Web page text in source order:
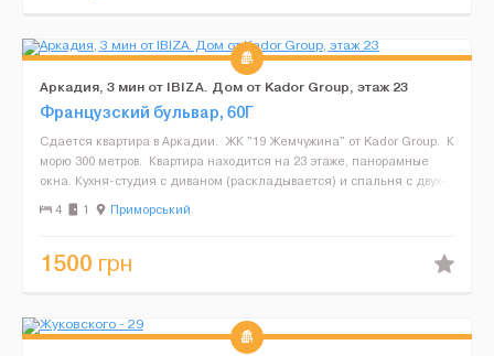
Аркадия, 3 мин от IBIZA. Дом от Kador Group, этаж 23
Французский бульвар, 60Г
Сдается квартира в Аркадии. ЖК "19 Жемчужина" от Kador Group. К
морю 300 метров. Квартира находится на 23 этаже, панорамные
окна. Кухня-студия с диваном (раскладывается) и спальня с двух-
спальной кроватью. ...
4 1 Приморський
1500 грн